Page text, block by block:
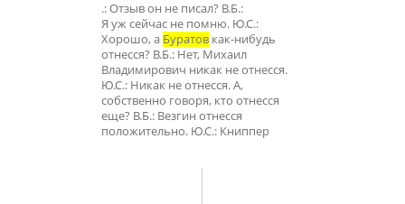
.: Отзыв он не писал? В.Б.:
Я уж сейчас не помню. Ю.С.:
Хорошо, а Буратов как-нибудь
отнесся? В.Б.: Нет, Михаил
Владимирович никак не отнесся.
Ю.С.: Никак не отнесся. А,
собственно говоря, кто отнесся
еще? В.Б.: Везгин отнесся
положительно. Ю.С.: Книппер